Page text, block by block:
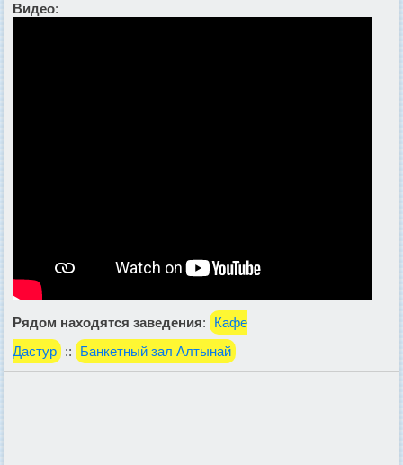
Видео:
Рядом находятся заведения:
Кафе
Дастур :: Банкетный зал Алтынай